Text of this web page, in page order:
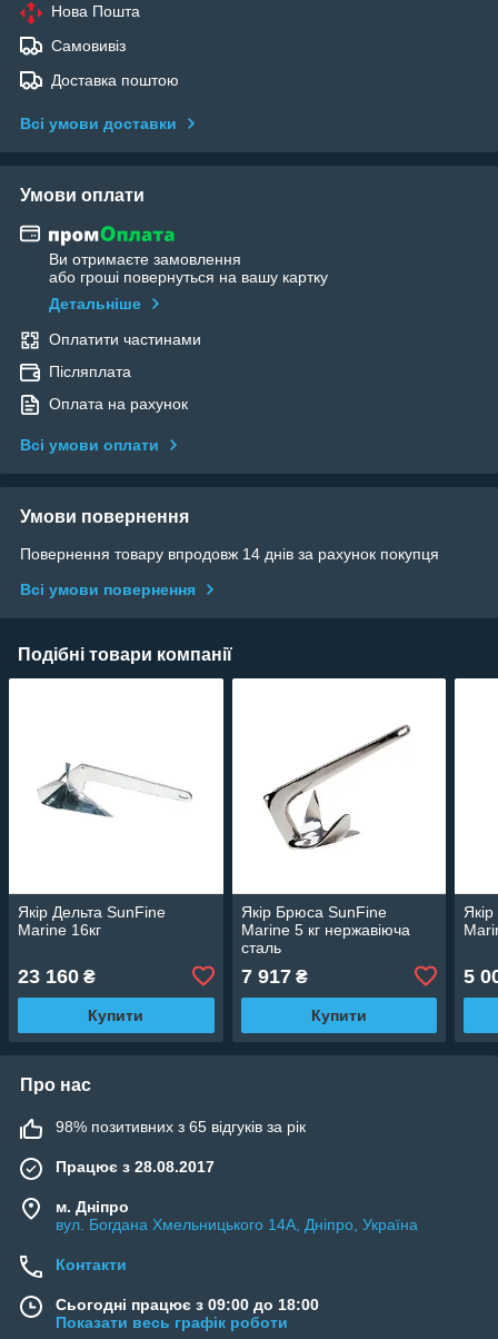
Нова Пошта
Самовивіз
Доставка поштою
Всі умови доставки
Умови оплати
Ви отримаєте замовлення
або гроші повернуться на вашу картку
Детальніше
Оплатити частинами
Післяплата
Оплата на рахунок
Всі умови оплати
Умови повернення
Повернення товару впродовж 14 днів за рахунок покупця
Всі умови повернення
Подібні товари компанії
Якір Дельта SunFine
Marine 16кг
23 160 ₴
Купити
Якір Брюса SunFine
Marine 5 кг нержавіюча
сталь
7 917₴
Купити
5
Про нас
98% позитивних з 65 відгуків за рік
Працює з 28.08.2017
м. Дніпро
вул. Богдана Хмельницького 14А, Дніпро, Україна
Контакти
Сьогодні працює з 09:00 до 18:00
Показати весь графік роботи